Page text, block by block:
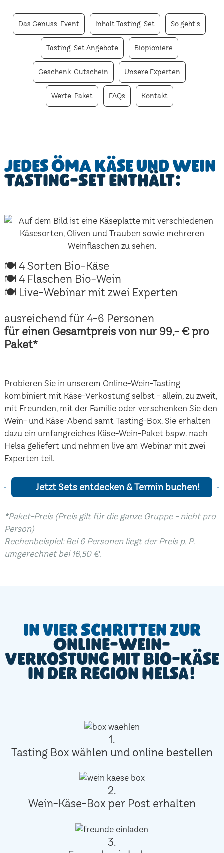
Das Genuss-Event Inhalt Tasting-Set So geht's
Tasting-Set Angebote Biopioniere
Geschenk-Gutschein Unsere Experten
Werte-Paket FAQs Kontakt
Jedes ÖMA Käse und Wein
Tasting-Set enthält:
🍽 4 Sorten Bio-Käse
🍽 4 Flaschen Bio-Wein
🍽 Live-Webinar mit zwei Experten
ausreichend für 4-6 Personen
für einen Gesamtpreis von nur 99,- € pro
Paket*
Probieren Sie in unserem Online-Wein-Tasting
kombiniert mit Käse-Verkostung selbst - allein, zu zweit,
mit Freunden, mit der Familie oder verschenken Sie den
Wein- und Käse-Abend samt Tasting-Box. Sie erhalten
dazu ein umfangreiches Käse-Wein-Paket bspw. nach
Helsa geliefert und nehmen live am Webinar mit zwei
Experten teil.
Jetzt Sets entdecken & Termin buchen!
*Paket-Preis (Preis gilt für die ganze Gruppe - nicht pro
Person)
Rechenbeispiel: Bei 6 Personen liegt der Preis p. P.
umgerechnet bei 16,50 €.
In vier Schritten zur
Online-Wein-
Verkostung mit Bio-Käse
in der Region Helsa!
1.
Tasting Box wählen und online bestellen
2.
Wein-Käse-Box per Post erhalten
3.